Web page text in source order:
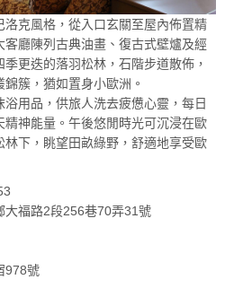
洛克風格，從入口玄關至屋內佈置精
廳陳列古典油畫、復古式壁爐及經
更迭的落羽松林，石階步道散佈，
簇，猶如置身小歐洲。
用品，供旅人洗去疲憊心靈，每日
神能量。午後悠閒時光可沉浸在歐
林下，眺望田畝綠野，舒適地享受歐
大福路2段256巷70弄31號
978號